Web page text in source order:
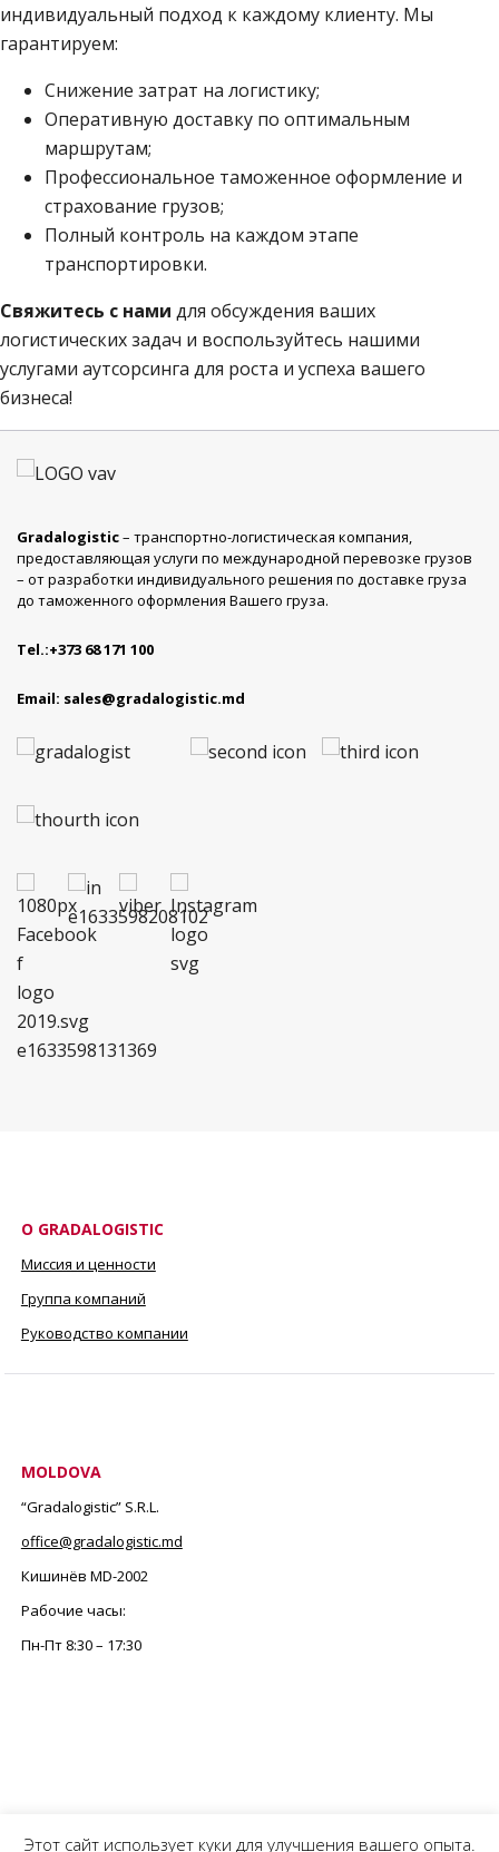
индивидуальный подход к каждому клиенту. Мы
гарантируем:
Снижение затрат на логистику;
Оперативную доставку по оптимальным
маршрутам;
Профессиональное таможенное оформление и
страхование грузов;
Полный контроль на каждом этапе
транспортировки.
Свяжитесь с нами для обсуждения ваших
логистических задач и воспользуйтесь нашими
услугами аутсорсинга для роста и успеха вашего
бизнеса!
Gradalogistic– транспортно-логистическая компания,
предоставляющая услуги по международной перевозке грузов
– от разработки индивидуального решения по доставке груза
до таможенного оформления Вашего груза.
Tel.:+373 68 171 100
Email: sales@gradalogistic.md
О GRADALOGISTIC
Миссия и ценности
Группа компаний
Руководство компании
MOLDOVA
“Gradalogistic” S.R.L.
office@gradalogistic.md
Кишинёв MD-2002
Рабочие часы:
Пн-Пт 8:30 – 17:30
Этот сайт использует куки для улучшения вашего опыта.